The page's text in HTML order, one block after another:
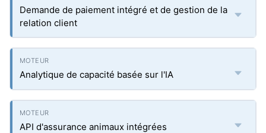
Demande de paiement intégré et de gestion de la
relation client
Analytique de capacité basée sur l'IA
API d'assurance animaux intégrées